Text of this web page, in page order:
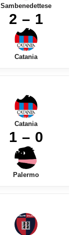
Sambenedettese
2 – 1
Catania
Catania
1 – 0
Palermo